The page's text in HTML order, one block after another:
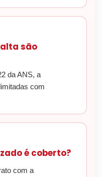
são
da ANS, a
com
é coberto?
com a